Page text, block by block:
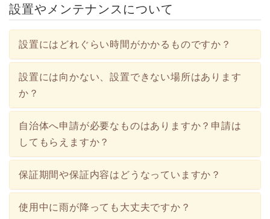
設置やメンテナンスについて
設置にはどれぐらい時間がかかるものですか？
設置には向かない、設置できない場所はあります
か？
自治体へ申請が必要なものはありますか？申請は
してもらえますか？
保証期間や保証内容はどうなっていますか？
使用中に雨が降っても大丈夫ですか？